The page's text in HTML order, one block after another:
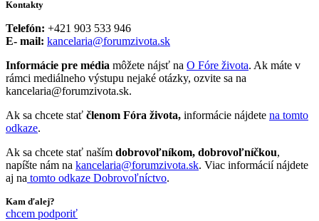
Kontakty
Telefón: +421 903 533 946
E- mail: kancelaria@forumzivota.sk
Informácie pre média môžete nájsť na O Fóre života. Ak máte v
rámci mediálneho výstupu nejaké otázky, ozvite sa na
kancelaria@forumzivota.sk.
Ak sa chcete stať členom Fóra života, informácie nájdete na tomto
odkaze.
Ak sa chcete stať naším dobrovoľníkom, dobrovoľníčkou,
napíšte nám na kancelaria@forumzivota.sk. Viac informácií nájdete
aj na tomto odkaze Dobrovoľníctvo.
Kam ďalej?
chcem podporiť